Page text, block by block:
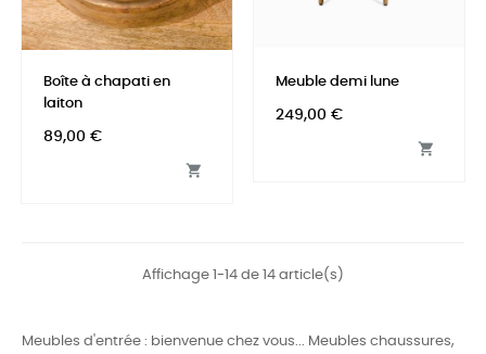
Boîte à chapati en
laiton
Prix
89,00 €

Meuble demi lune
Prix
249,00 €

Affichage 1-14 de 14 article(s)
Meubles d'entrée : bienvenue chez vous... Meubles chaussures,